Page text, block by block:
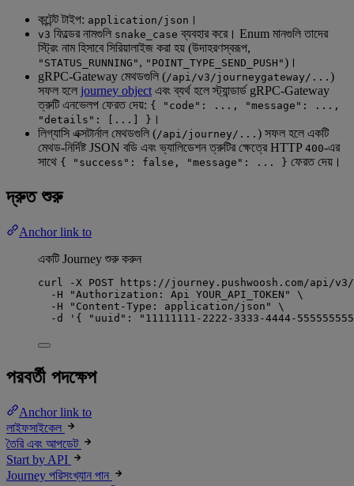
কন্টেন্ট টাইপ: application/json ।
v3 ফিল্ডের নামগুলি snake_case ব্যবহার করে। Enum মানগুলি তাদের
স্ট্রিং নাম হিসাবে সিরিয়ালাইজ করা হয় (উদাহরণস্বরূপ,
"STATUS_RUNNING" , "POINT_TYPE_SEND_PUSH")।
gRPC-Gateway মেথডগুলি (/api/v3/journeygateway/... )
সফল হলে journey object এবং ব্যর্থ হলে স্ট্যান্ডার্ড gRPC-Gateway
ত্রুটি এনভেলপ ফেরত দেয়: { "code": ..., "message": ...,
"details": [...] } ।
লিগ্যাসি এক্সটার্নাল মেথডগুলি (/api/journey/... ) সফল হলে একটি
মেথড-নির্দিষ্ট JSON বডি এবং ভ্যালিডেশন ত্রুটির ক্ষেত্রে HTTP 400-এর
সাথে { "success": false, "message": ... } ফেরত দেয়।
দ্রুত শুরু
Anchor link to
একটি Journey শুরু করুন
curl -X POST
https://journey.pushwoosh.com/api/
-H
"Authorization: Api YOUR_API_TOKEN "
\
-H
" Content-Type: application/json "
\
-d
' { "uuid": "11111111-2222-3333-4444-
পরবর্তী পদক্ষেপ
Anchor link to
লাইফসাইকেল
তৈরি এবং আপডেট
Start by API
Journey পরিসংখ্যান পান